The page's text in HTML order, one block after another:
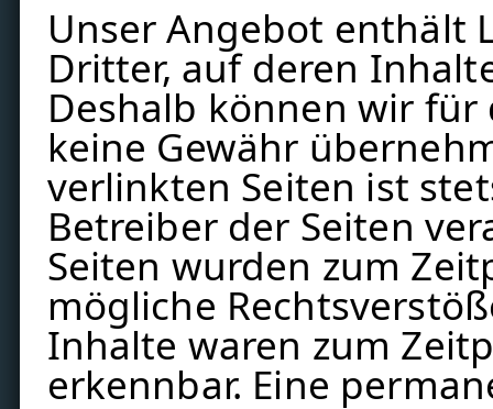
Unser Angebot enthält
Dritter, auf deren
Deshalb können wir
keine Gewähr
verlinkten Seiten ist
Betreiber der Seiten
Seiten wurden zum
mögliche
Inhalte waren zum
erkennbar. Eine